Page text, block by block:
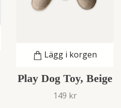
Lägg i korgen
Play Dog Toy, Beige
149 kr